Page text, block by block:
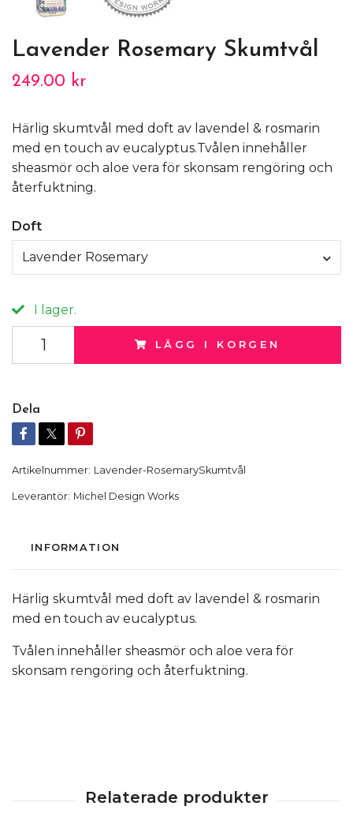
Lavender Rosemary Skumtvål
249.00 kr
Härlig skumtvål med doft av lavendel & rosmarin
med en touch av eucalyptus.Tvålen innehåller
sheasmör och aloe vera för skonsam rengöring och
återfuktning.
Doft
Lavender Rosemary
I lager.
LÄGG I KORGEN
Dela
Artikelnummer: Lavender-RosemarySkumtvål
Leverantör: Michel Design Works
INFORMATION
Härlig skumtvål med doft av lavendel & rosmarin
med en touch av eucalyptus.
Tvålen innehåller sheasmör och aloe vera för
skonsam rengöring och återfuktning.